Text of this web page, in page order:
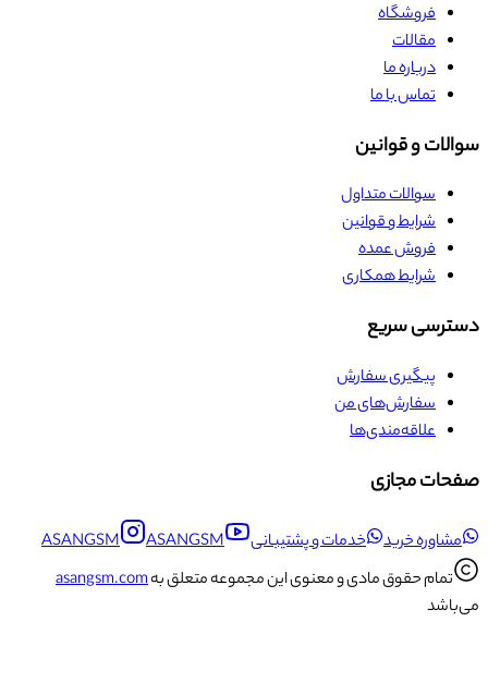
فروشگاه
مقالات
درباره ما
تماس با ما
سوالات و قوانین
سوالات متداول
شرایط و قوانین
فروش عمده
شرایط همکاری
دسترسی سریع
پیگیری سفارش
سفارش‌های من
علاقه‌مندی‌ها
صفحات مجازی
مشاوره خرید خدمات و پشتیبانی ASANGSM
ASANGSM
تمام حقوق مادی و معنوی این مجموعه متعلق بهasangsm.com
می‌باشد